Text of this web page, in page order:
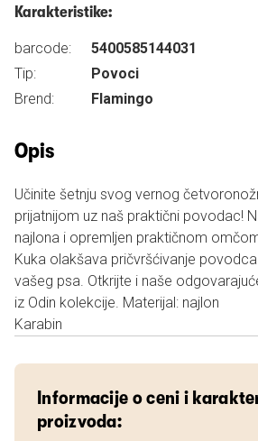
Karakteristike:
barcode:
5400585144031
Tip:
Povoci
Brend:
Flamingo
Opis
Učinite šetnju svog vernog
prijatnijom uz naš praktični povodac!
najlona i opremljen praktičnom
Kuka olakšava pričvršćivanje
vašeg psa. Otkrijte i naše
iz Odin kolekcije. Materijal: najlon
Karabin
Informacije o ceni i
proizvoda: